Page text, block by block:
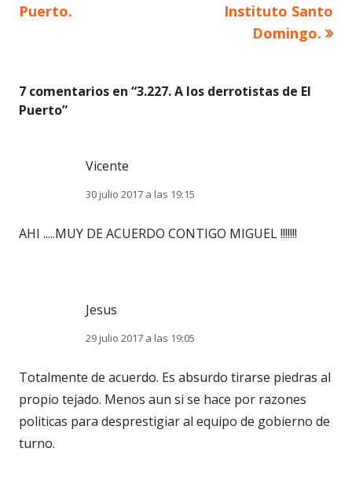
entradas
Puerto.
Instituto Santo
Domingo.
7 comentarios en “3.227. A los derrotistas de El
Puerto”
Vicente
30 julio 2017 a las 19:15
AHI .....MUY DE ACUERDO CONTIGO MIGUEL !!!!!!!
Jesus
29 julio 2017 a las 19:05
Totalmente de acuerdo. Es absurdo tirarse piedras al
propio tejado. Menos aun si se hace por razones
politicas para desprestigiar al equipo de gobierno de
turno.